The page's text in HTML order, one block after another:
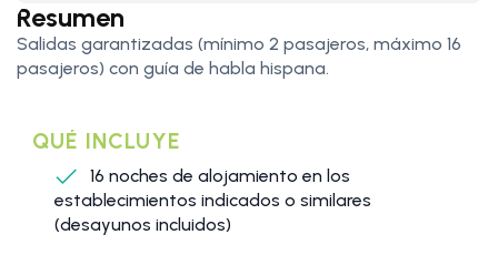
Resumen
Salidas garantizadas (mínimo 2 pasajeros, máximo 16
pasajeros) con guía de habla hispana.
QUÉ INCLUYE
16 noches de alojamiento en los
establecimientos indicados o similares
(desayunos incluidos)